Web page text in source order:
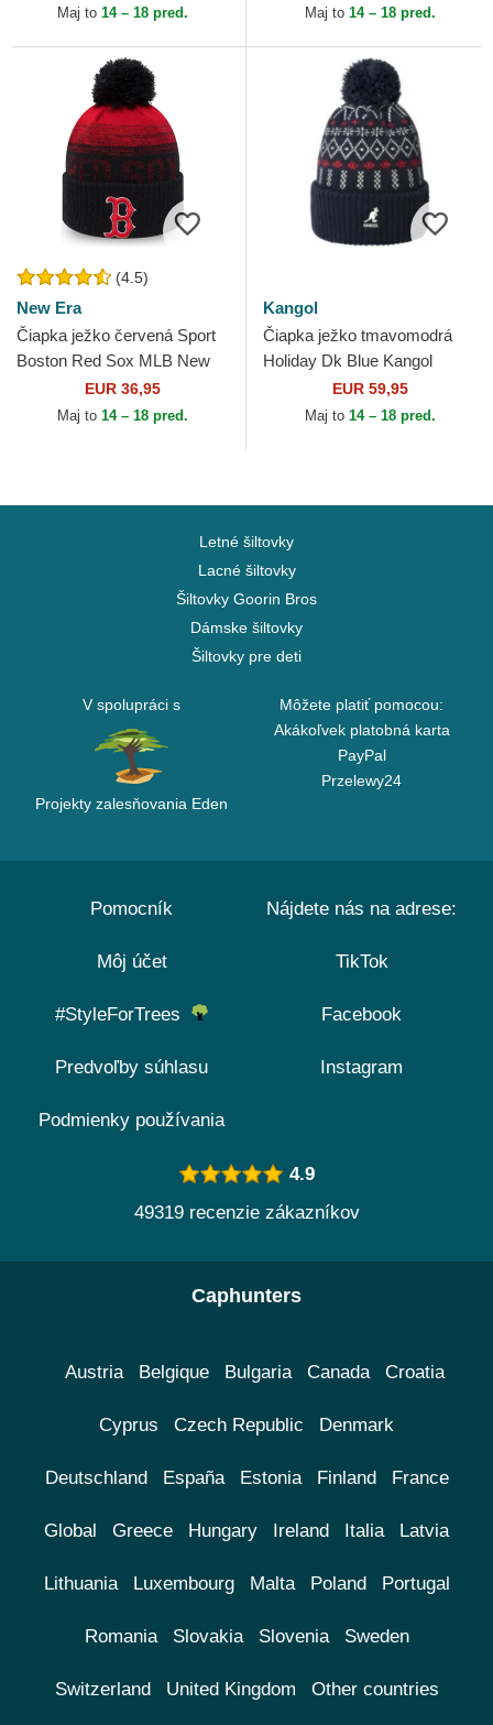
Maj to 14 – 18 pred.
New EraMaj to 14 – 18 pred.
(4.5)
New Era
Čiapka ježko červená Sport
Boston Red Sox MLB New
EUR 36,95
Maj to 14 – 18 pred.
Kangol
Čiapka ježko tmavomodrá
Holiday Dk Blue Kangol
EUR 59,95
Maj to 14 – 18 pred.
Letné šiltovky
Lacné šiltovky
Šiltovky Goorin Bros
Dámske šiltovky
Šiltovky pre deti
V spolupráci s
Projekty zalesňovania Eden
Môžete platiť pomocou:
Akákoľvek platobná karta
PayPal
Przelewy24
Pomocník
Môj účet
#StyleForTrees
Predvoľby súhlasu
Podmienky používania
Nájdete nás na adrese:
TikTok
Facebook
Instagram
4.9
49319 recenzie zákazníkov
Caphunters
Austria Belgique Bulgaria Canada Croatia
Cyprus Czech Republic Denmark
Deutschland España Estonia Finland France
Global Greece Hungary Ireland Italia Latvia
Lithuania Luxembourg Malta Poland Portugal
Romania Slovakia Slovenia Sweden
Switzerland United Kingdom Other countries